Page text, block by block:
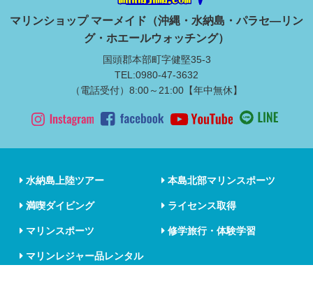
マリンショップ マーメイド（沖縄・水納島・パラセ―リン
グ・ホエールウォッチング）
国頭郡本部町字健堅35-3
TEL:0980-47-3632
（電話受付）8:00～21:00【年中無休】
水納島上陸ツアー 本島北部マリンスポーツ
満喫ダイビング ライセンス取得
マリンスポーツ 修学旅行・体験学習
マリンレジャー品レンタル